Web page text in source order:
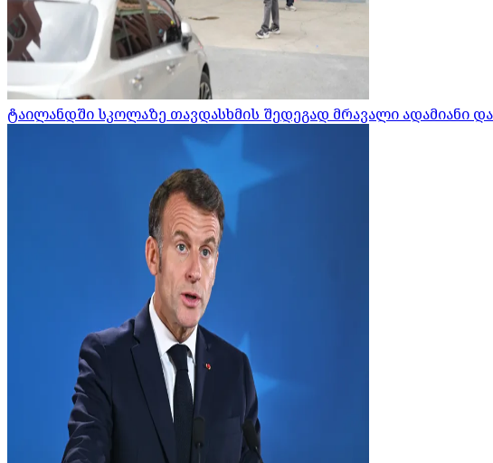
ტაილანდში სკოლაზე თავდასხმის შედეგად მრავალი ადამიანი